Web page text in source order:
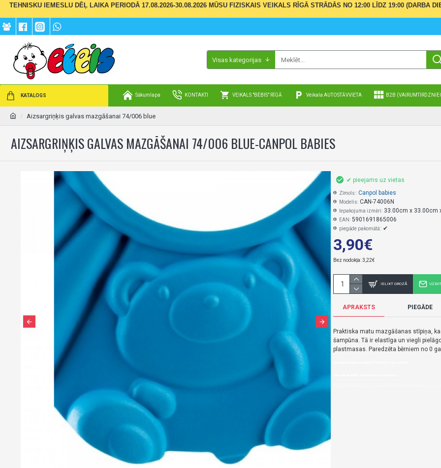
TEHNISKU IEMESLU DĒĻ LAIKA PERIODĀ 17.08.2026-30.08.2026 MŪSU FIZISKAIS VEIKALS RĪGĀ STRĀDĀS NO 12:00 LĪDZ 19:00 (DARBA
Visas kategorijas
KATALOGS Sākumlapa KONTAKTI VEIKALS "BĒBIS" RĪGĀ Veikala AUTOSTĀVVIETA B2B
Aizsargriņķis galvas mazgāšanai 74/006 blue
AIZSARGRIŅĶIS GALVAS MAZGĀŠANAI 74/006 BLUE-CANPOL BABIES
3,90€
Bez nodokļa: 3,22€
✔ pieejams uz vietas
Zīmols:: Canpol babies
Modelis: CAN-74006N
Iepakojuma izmēri: 33.00cm x 33.00cm
EAN: 5901691865006
piegāde pakomātā:: ✔
IELIKT GROZĀ
APRAKSTS PIEGĀDE
Praktiska matu mazgāšanas stīpiņa,
šampūna. Tā ir elastīga un viegli
plastmasas. Paredzēta bērniem no 0
Nopirkt Aizsargriņķis galvas mazgāšanai 74/006 blue-5901691865006-par zemu